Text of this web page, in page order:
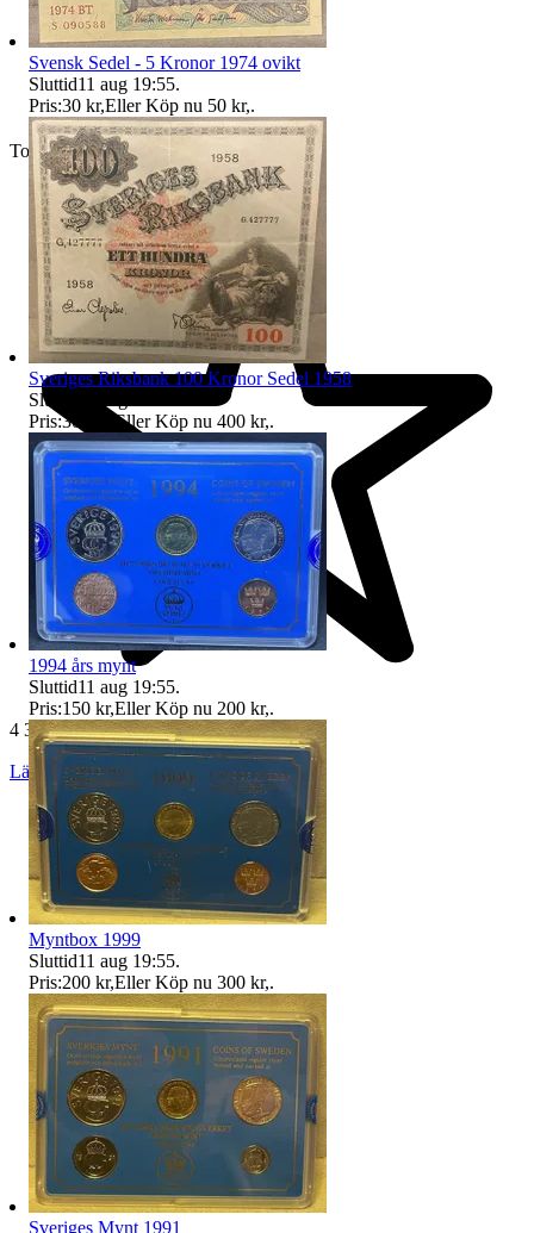
Toppsäljare
4 399 omdömen
Läs omdömen
Svensk Sedel - 5 Kronor 1974 ovikt
Sluttid11 aug 19:55.
Pris:30 kr,Eller Köp nu 50 kr,.
Sveriges Riksbank 100 Kronor Sedel 1958
Sluttid
Pris:300 kr Eller Köp nu 400 kr,.
1994 års mynt
Sluttid11 aug 19:55.
Pris:150 kr,Eller Köp nu 200 kr,.
Myntbox 1999
Sluttid11 aug 19:55.
Pris:200 kr,Eller Köp nu 300 kr,.
Sveriges Mynt 1991